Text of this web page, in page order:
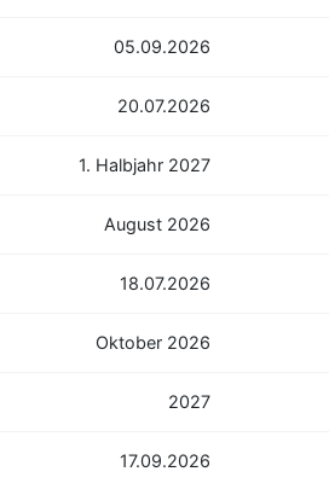
05.09.2026
20.07.2026
1. Halbjahr 2027
August 2026
18.07.2026
Oktober 2026
2027
17.09.2026